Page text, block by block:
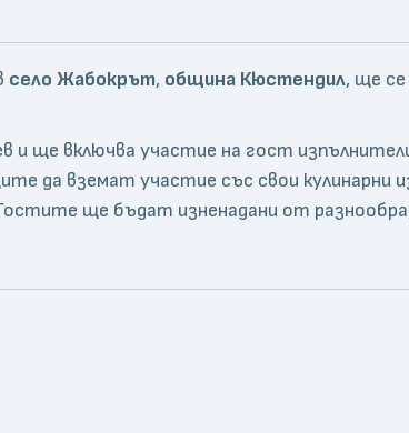
село Жабокрът, община Кюстендил, ще
ще включва участие на гост
да вземат участие със свои кулинарни
ще бъдат изненадани от